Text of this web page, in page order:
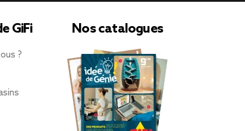
GiFi
?
Nos catalogues